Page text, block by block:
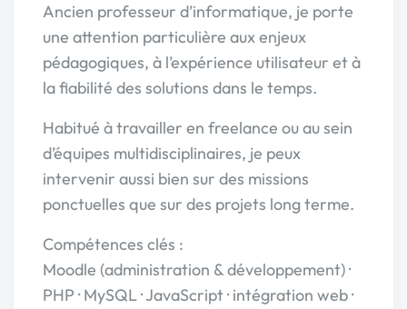
Ancien professeur d’informatique, je porte
une attention particulière aux enjeux
pédagogiques, à l’expérience utilisateur et à
la fiabilité des solutions dans le temps.
Habitué à travailler en freelance ou au sein
d’équipes multidisciplinaires, je peux
intervenir aussi bien sur des missions
ponctuelles que sur des projets long terme.
Compétences clés :
Moodle (administration & développement) ·
PHP · MySQL · JavaScript · intégration web ·